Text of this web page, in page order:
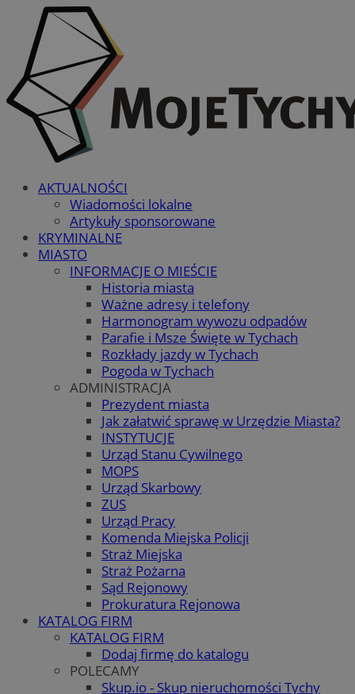
AKTUALNOŚCI
Wiadomości lokalne
Artykuły sponsorowane
KRYMINALNE
MIASTO
INFORMACJE O MIEŚCIE
Historia miasta
Ważne adresy i telefony
Harmonogram wywozu odpadów
Parafie i Msze Święte w Tychach
Rozkłady jazdy w Tychach
Pogoda w Tychach
ADMINISTRACJA
Prezydent miasta
Jak załatwić sprawę w Urzędzie Miasta?
INSTYTUCJE
Urząd Stanu Cywilnego
MOPS
Urząd Skarbowy
ZUS
Urząd Pracy
Komenda Miejska Policji
Straż Miejska
Straż Pożarna
Sąd Rejonowy
Prokuratura Rejonowa
KATALOG FIRM
KATALOG FIRM
Dodaj firmę do katalogu
POLECAMY
Skup.io - Skup nieruchomości Tychy